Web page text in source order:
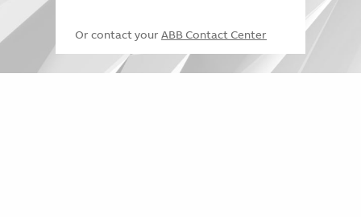
Or contact your ABB Contact Center